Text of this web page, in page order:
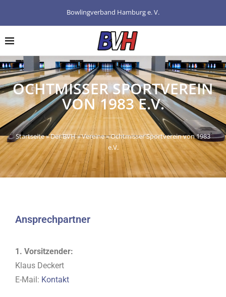
Bowlingverband Hamburg e. V.
OCHTMISSER SPORTVEREIN
VON 1983 E.V.
Startseite»Der BVH»Vereine»Ochtmisser Sportverein von 1983
e.V.
Ansprechpartner
1. Vorsitzender:
Klaus Deckert
E-Mail: Kontakt